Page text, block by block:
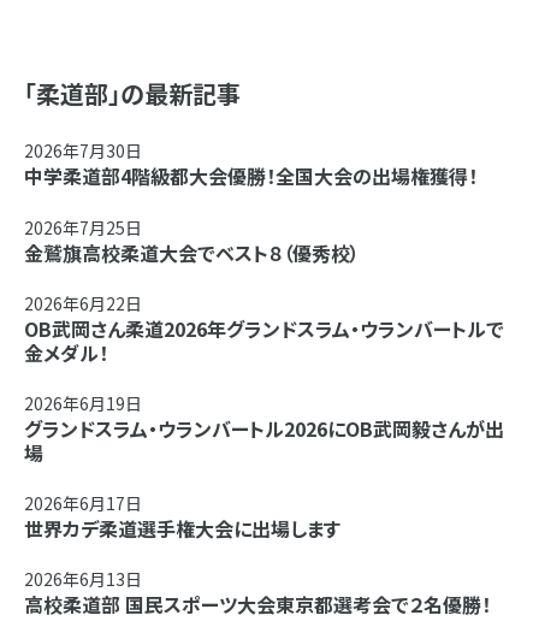
「柔道部」の最新記事
2026年7月30日
中学柔道部4階級都大会優勝！全国大会の出場権獲得！
2026年7月25日
金鷲旗高校柔道大会でベスト８（優秀校）
2026年6月22日
OB武岡さん柔道2026年グランドスラム・ウランバートルで
金メダル！
2026年6月19日
グランドスラム・ウランバートル2026にOB武岡毅さんが出
場
2026年6月17日
世界カデ柔道選手権大会に出場します
2026年6月13日
高校柔道部 国民スポーツ大会東京都選考会で２名優勝！